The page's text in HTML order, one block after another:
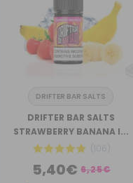
DRIFTER BAR SALTS
DRIFTER BAR SALTS
STRAWBERRY BANANA I...
(106)
5,40€ 6,25€